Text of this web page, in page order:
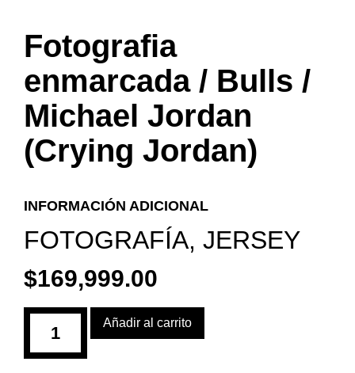
Fotografia
enmarcada / Bulls /
Michael Jordan
(Crying Jordan)
INFORMACIÓN ADICIONAL
FOTOGRAFÍA, JERSEY
$169,999.00
Añadir al carrito